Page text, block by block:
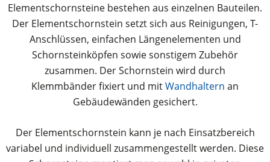
Elementschornsteine bestehen aus einzelnen Bauteilen.
Der Elementschornstein setzt sich aus Reinigungen, T-
Anschlüssen, einfachen Längenelementen und
Schornsteinköpfen sowie sonstigem Zubehör
zusammen. Der Schornstein wird durch
Klemmbänder fixiert und mitWandhaltern an
Gebäudewänden gesichert.
Der Elementschornstein kann je nach Einsatzbereich
variabel und individuell zusammengestellt werden. Diese